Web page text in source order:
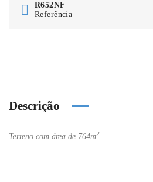
R652NF
Referência
Descrição
Terreno com área de 764m2.